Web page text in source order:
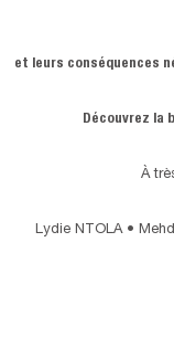
et leurs conséquences
Découvrez la
À
Lydie NTOLA •